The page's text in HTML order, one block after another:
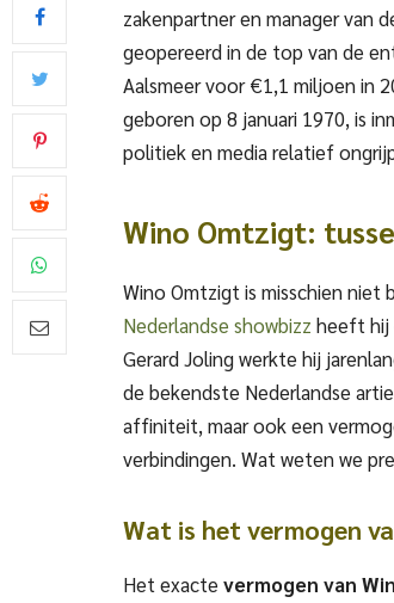
zakenpartner en manager van
geopereerd in de top van de
Aalsmeer voor €1,1 miljoen in
geboren op 8 januari 1970, is
politiek en media relatief
Wino Omtzigt:
Wino Omtzigt is misschien niet
Nederlandse showbizz heeft hij
Gerard Joling werkte hij
de bekendste Nederlandse
affiniteit, maar ook een
verbindingen. Wat weten we
Wat is het vermogen
Het exacte vermogen van